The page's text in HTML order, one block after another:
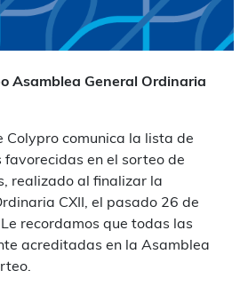
Asamblea General Ordinaria
Colypro comunica la lista de
en el sorteo de
realizado al finalizar la
CXII, el pasado 26 de
recordamos que todas las
acreditadas en la Asamblea